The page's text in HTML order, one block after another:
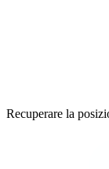
Recuperare la